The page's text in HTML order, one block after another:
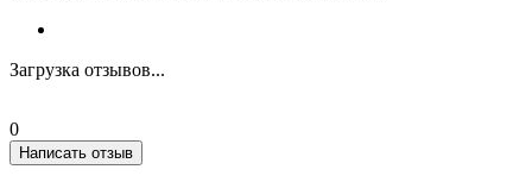
Загрузка отзывов...
0
Написать отзыв